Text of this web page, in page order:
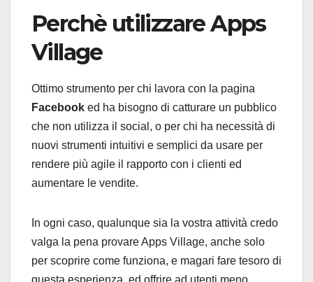
Perchè utilizzare Apps
Village
Ottimo strumento per chi lavora con la pagina
Facebook ed ha bisogno di catturare un pubblico
che non utilizza il social, o per chi ha necessità di
nuovi strumenti intuitivi e semplici da usare per
rendere più agile il rapporto con i clienti ed
aumentare le vendite.
In ogni caso, qualunque sia la vostra attività credo
valga la pena provare Apps Village, anche solo
per scoprire come funziona, e magari fare tesoro di
questa esperienza, ed offrire ad utenti meno